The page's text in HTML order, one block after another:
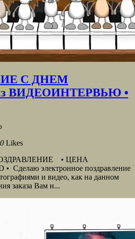
С ДНЕМ
ВИДЕОИНТЕРВЬЮ •
0 Likes
• ЦЕНА
Сделаю электронное поздравление
и видео, как на данном
заказа Вам н...